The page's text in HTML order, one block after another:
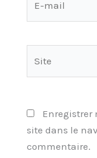
Enregistrer
site dans le
commentaire.